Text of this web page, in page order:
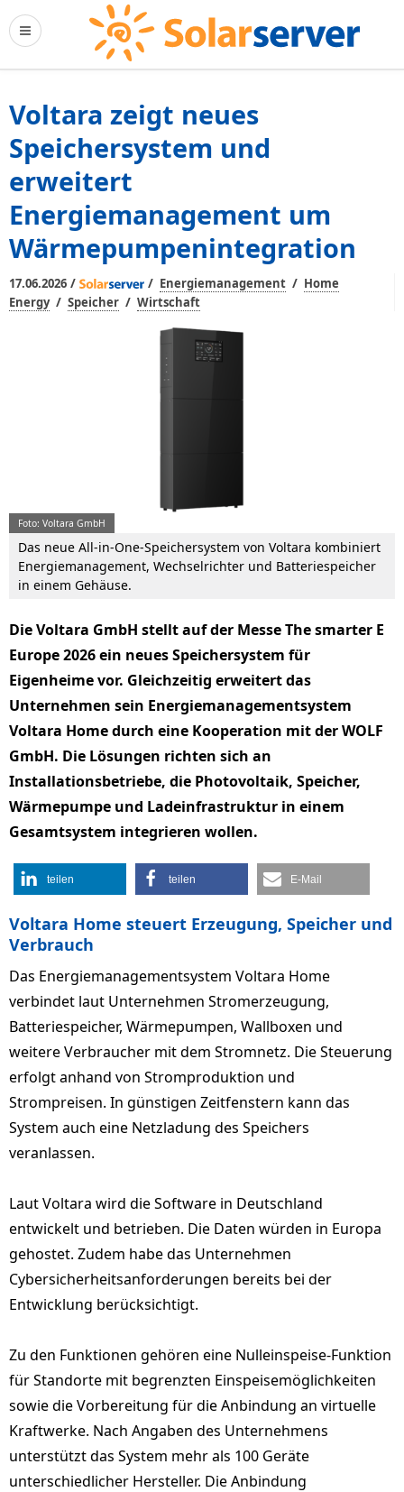
Voltara zeigt neues
Speichersystem und
erweitert
Energiemanagement um
Wärmepumpenintegration
17.06.2026 / / Energiemanagement / Home
Energy / Speicher / Wirtschaft
Foto: Voltara GmbH
Das neue All-in-One-Speichersystem von Voltara kombiniert
Energiemanagement, Wechselrichter und Batteriespeicher
in einem Gehäuse.
Die Voltara GmbH stellt auf der Messe The smarter E
Europe 2026 ein neues Speichersystem für
Eigenheime vor. Gleichzeitig erweitert das
Unternehmen sein Energiemanagementsystem
Voltara Home durch eine Kooperation mit der WOLF
GmbH. Die Lösungen richten sich an
Installationsbetriebe, die Photovoltaik, Speicher,
Wärmepumpe und Ladeinfrastruktur in einem
Gesamtsystem integrieren wollen.
teilen teilen E-Mail
Voltara Home steuert Erzeugung, Speicher und
Verbrauch
Das Energiemanagementsystem Voltara Home
verbindet laut Unternehmen Stromerzeugung,
Batteriespeicher, Wärmepumpen, Wallboxen und
weitere Verbraucher mit dem Stromnetz. Die Steuerung
erfolgt anhand von Stromproduktion und
Strompreisen. In günstigen Zeitfenstern kann das
System auch eine Netzladung des Speichers
veranlassen.
Laut Voltara wird die Software in Deutschland
entwickelt und betrieben. Die Daten würden in Europa
gehostet. Zudem habe das Unternehmen
Cybersicherheitsanforderungen bereits bei der
Entwicklung berücksichtigt.
Zu den Funktionen gehören eine Nulleinspeise-Funktion
für Standorte mit begrenzten Einspeisemöglichkeiten
sowie die Vorbereitung für die Anbindung an virtuelle
Kraftwerke. Nach Angaben des Unternehmens
unterstützt das System mehr als 100 Geräte
unterschiedlicher Hersteller. Die Anbindung